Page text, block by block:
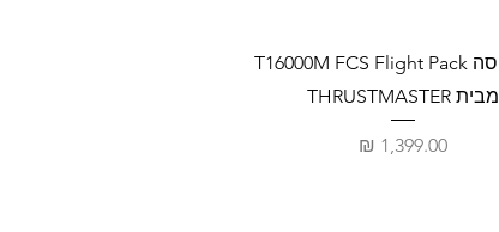
בקר טיסה T16000M FCS Flight Pack
מבית THRUSTMASTER
מחיר